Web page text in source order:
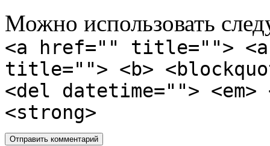
Можно использовать
<a href="" title="">
title=""> <b>
<del datetime="">
<strong>